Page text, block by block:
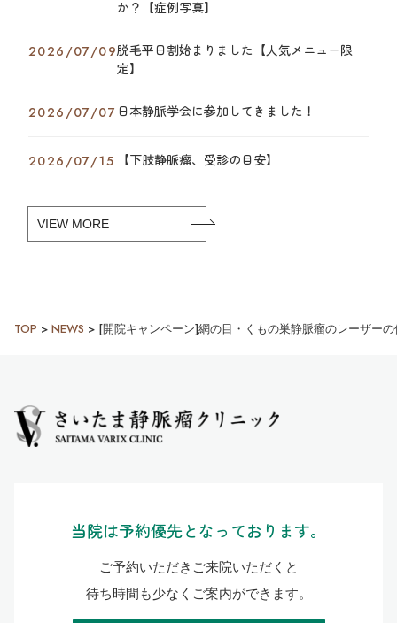
か？【症例写真】
2026/07/09脱毛平日割始まりました【人気メニュー限
定】
2026/07/07 日本静脈学会に参加してきました！
2026/07/15 【下肢静脈瘤、受診の目安】
VIEW MORE
TOP > NEWS > [開院キャンペーン]網の目・くもの巣静脈瘤のレーザー
当院は予約優先となっております。
ご予約いただきご来院いただくと
待ち時間も少なくご案内ができます。